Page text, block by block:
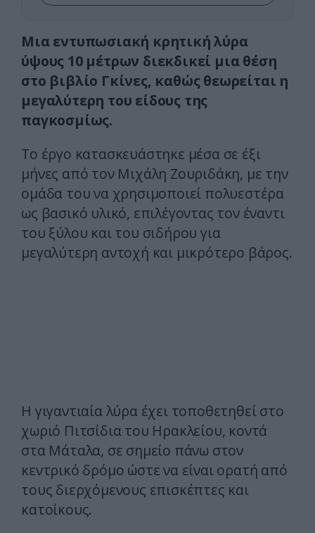
Μια εντυπωσιακή κρητική λύρα
ύψους 10 μέτρων διεκδικεί μια θέση
στο βιβλίο Γκίνες, καθώς θεωρείται η
μεγαλύτερη του είδους της
παγκοσμίως.
Το έργο κατασκευάστηκε μέσα σε έξι
μήνες από τον Μιχάλη Ζουριδάκη, με την
ομάδα του να χρησιμοποιεί πολυεστέρα
ως βασικό υλικό, επιλέγοντας τον έναντι
του ξύλου και του σιδήρου για
μεγαλύτερη αντοχή και μικρότερο βάρος.
Η γιγαντιαία λύρα έχει τοποθετηθεί στο
χωριό Πιτσίδια του Ηρακλείου, κοντά
στα Μάταλα, σε σημείο πάνω στον
κεντρικό δρόμο ώστε να είναι ορατή από
τους διερχόμενους επισκέπτες και
κατοίκους.